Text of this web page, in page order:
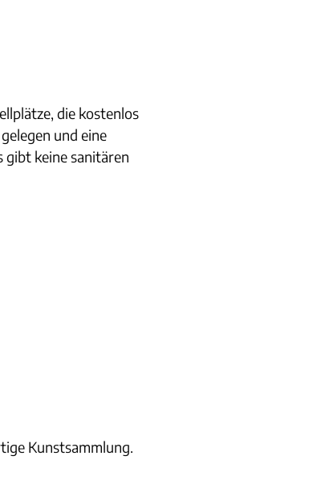
die kostenlos
und eine
gibt keine sanitären
Kunstsammlung.